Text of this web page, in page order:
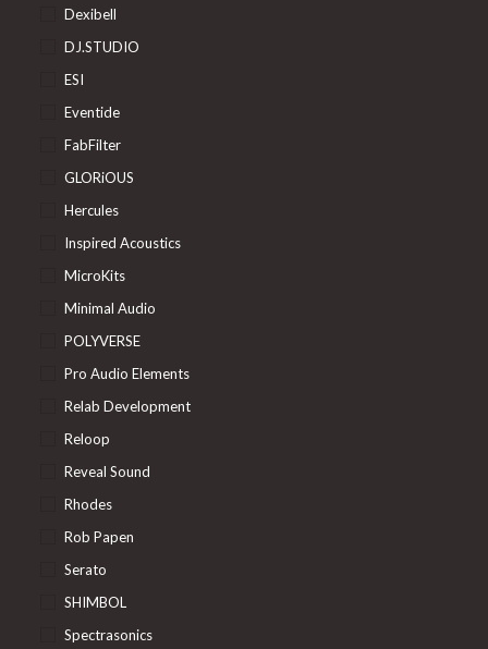
Dexibell
DJ.STUDIO
ESI
Eventide
FabFilter
GLORiOUS
Hercules
Inspired Acoustics
MicroKits
Minimal Audio
POLYVERSE
Pro Audio Elements
Relab Development
Reloop
Reveal Sound
Rhodes
Rob Papen
Serato
SHIMBOL
Spectrasonics